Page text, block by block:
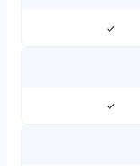
✓
✓